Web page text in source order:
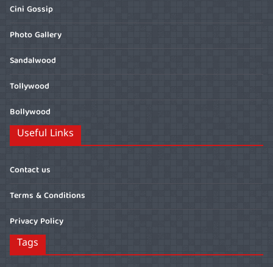
Cini Gossip
Photo Gallery
Sandalwood
Tollywood
Bollywood
Useful Links
Contact us
Terms & Conditions
Privacy Policy
Tags